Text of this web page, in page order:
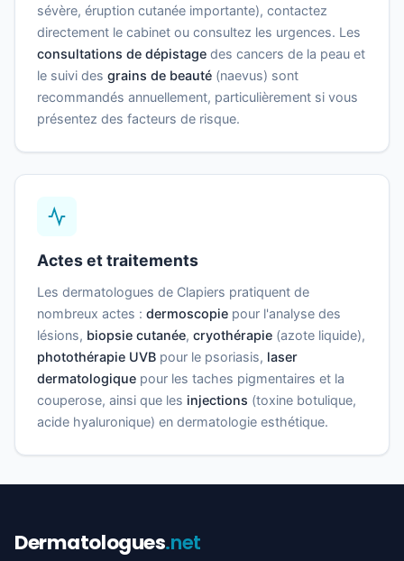
sévère, éruption cutanée importante), contactez
directement le cabinet ou consultez les urgences. Les
consultations de dépistage des cancers de la peau et
le suivi des grains de beauté (naevus) sont
recommandés annuellement, particulièrement si vous
présentez des facteurs de risque.
Actes et traitements
Les dermatologues de Clapiers pratiquent de
nombreux actes : dermoscopie pour l'analyse des
lésions, biopsie cutanée, cryothérapie (azote liquide),
photothérapie UVB pour le psoriasis, laser
dermatologique pour les taches pigmentaires et la
couperose, ainsi que les injections (toxine botulique,
acide hyaluronique) en dermatologie esthétique.
Dermatologues.net